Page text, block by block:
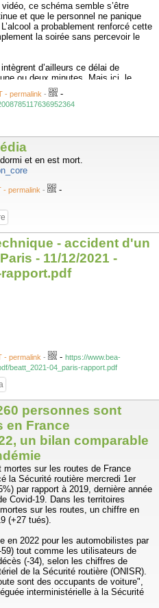
ce schéma semble s’être
et que le personnel ne panique
a probablement renforcé cette
la soirée sans percevoir le
d’ailleurs ce délai de
ou deux minutes. Mais ici, le
polyurethane, a rendu toute
peut provoquer un embrasement
à des températures avoisinant
solidifiée au-dessus des
généralisé avant que la
évacuer. Avec un tel combustible et
pour fuir était quasi nul, même en
à cause des réseaux sociaux ou
», mais parce que la physique du
humaines de réaction dans un
des règles de sécurité leur a
- permalink - -
et en est mort.
- permalink - -
- accident d'un
- 11/12/2021 -
rapport.pdf
- permalink - - https://www.bea-
beatt_2021-04_paris-rapport.pdf
personnes sont
en France
un bilan comparable
mortes sur les routes de France
la Sécurité routière mercredi 1er
par rapport à 2019, dernière année
Covid-19. Dans les territoires
sur les routes, un chiffre en
(+27 tués).
en 2022 pour les automobilistes par
tout comme les utilisateurs de
(-34), selon les chiffres de
de la Sécurité routière (ONISR).
sont des occupants de voiture",
interministérielle à la Sécurité